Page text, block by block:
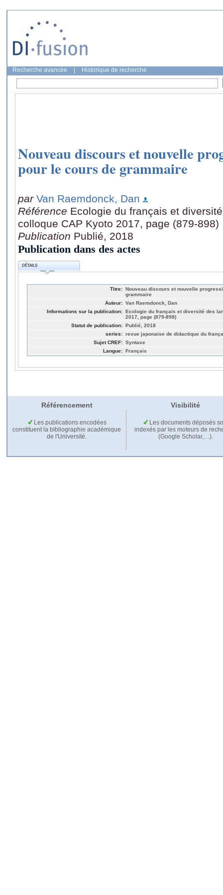
Recherche avancée Historique de recherche
Nouveau discours et nouvelle
pour le cours de grammaire
par Van Raemdonck, Dan
Référence Ecologie du français et
colloque CAP Kyoto 2017, page (879-898)
Publication Publié, 2018
Publication dans des actes
DÉTAILS
Titre: Nouveau discours et nouvelle
grammaire
Auteur: Van Raemdonck, Dan
Informations sur la publication: Ecologie du français et diversité des
2017, page (879-898)
Statut de publication: Publié, 2018
series: revue japonaise de didactique du
Sujet CREF: Syntaxe
Langue: Français
Référencement Visibilité
Les publications encodées
constituent la bibliographie académique
de l'Université.
Les documents déposés
indexés par les moteurs de
(Google Scholar,…).